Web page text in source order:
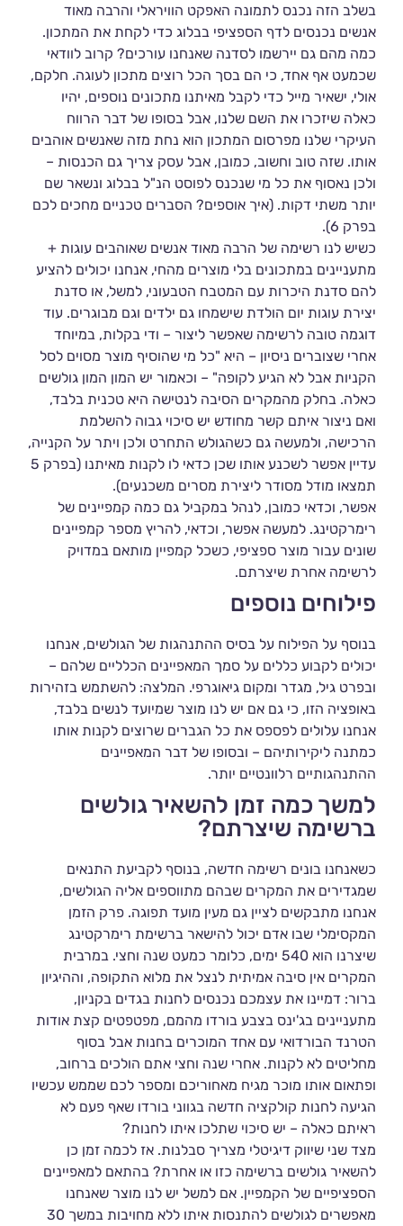
בשלב הזה נכנס לתמונה האפקט הוויראלי והרבה מאוד
אנשים נכנסים לדף הספציפי בבלוג כדי לקחת את המתכון.
כמה מהם גם יירשמו לסדנה שאנחנו עורכים? קרוב לוודאי
שכמעט אף אחד, כי הם בסך הכל רוצים מתכון לעוגה. חלקם,
אולי, ישאיר מייל כדי לקבל מאיתנו מתכונים נוספים, יהיו
כאלה שיזכרו את השם שלנו, אבל בסופו של דבר הרווח
העיקרי שלנו מפרסום המתכון הוא נחת מזה שאנשים אוהבים
אותו. שזה טוב וחשוב, כמובן, אבל עסק צריך גם הכנסות –
ולכן נאסוף את כל מי שנכנס לפוסט הנ"ל בבלוג ונשאר שם
יותר משתי דקות. (איך אוספים? הסברים טכניים מחכים לכם
בפרק 6).
כשיש לנו רשימה של הרבה מאוד אנשים שאוהבים עוגות +
מתעניינים במתכונים בלי מוצרים מהחי, אנחנו יכולים להציע
להם סדנת היכרות עם המטבח הטבעוני, למשל, או סדנת
יצירת עוגות יום הולדת שישמחו גם ילדים וגם מבוגרים. עוד
דוגמה טובה לרשימה שאפשר ליצור – ודי בקלות, במיוחד
אחרי שצוברים ניסיון – היא "כל מי שהוסיף מוצר מסוים לסל
הקניות אבל לא הגיע לקופה" – וכאמור יש המון המון גולשים
כאלה. בחלק מהמקרים הסיבה לנטישה היא טכנית בלבד,
ואם ניצור איתם קשר מחודש יש סיכוי גבוה להשלמת
הרכישה, ולמעשה גם כשהגולש התחרט ולכן ויתר על הקנייה,
עדיין אפשר לשכנע אותו שכן כדאי לו לקנות מאיתנו (בפרק 5
תמצאו מודל מסודר ליצירת מסרים משכנעים).
אפשר, וכדאי כמובן, לנהל במקביל גם כמה קמפיינים של
רימרקטינג. למעשה אפשר, וכדאי, להריץ מספר קמפיינים
שונים עבור מוצר ספציפי, כשכל קמפיין מותאם במדויק
לרשימה אחרת שיצרתם.
פילוחים נוספים
בנוסף על הפילוח על בסיס ההתנהגות של הגולשים, אנחנו
יכולים לקבוע כללים על סמך המאפיינים הכלליים שלהם –
ובפרט גיל, מגדר ומקום גיאוגרפי. המלצה: להשתמש בזהירות
באופציה הזו, כי גם אם יש לנו מוצר שמיועד לנשים בלבד,
אנחנו עלולים לפספס את כל הגברים שרוצים לקנות אותו
כמתנה ליקירותיהם – ובסופו של דבר המאפיינים
ההתנהגותיים רלוונטיים יותר.
למשך כמה זמן להשאיר גולשים
ברשימה שיצרתם?
כשאנחנו בונים רשימה חדשה, בנוסף לקביעת התנאים
שמגדירים את המקרים שבהם מתווספים אליה הגולשים,
אנחנו מתבקשים לציין גם מעין מועד תפוגה. פרק הזמן
המקסימלי שבו אדם יכול להישאר ברשימת רימרקטינג
שיצרנו הוא 540 ימים, כלומר כמעט שנה וחצי. במרבית
המקרים אין סיבה אמיתית לנצל את מלוא התקופה, וההיגיון
ברור: דמיינו את עצמכם נכנסים לחנות בגדים בקניון,
מתעניינים בג'ינס בצבע בורדו מהמם, מפטפטים קצת אודות
הטרנד הבורדואי עם אחד המוכרים בחנות אבל בסוף
מחליטים לא לקנות. אחרי שנה וחצי אתם הולכים ברחוב,
ופתאום אותו מוכר מגיח מאחוריכם ומספר לכם שממש עכשיו
הגיעה לחנות קולקציה חדשה בגווני בורדו שאף פעם לא
ראיתם כאלה – יש סיכוי שתלכו איתו לחנות?
מצד שני שיווק דיגיטלי מצריך סבלנות. אז לכמה זמן כן
להשאיר גולשים ברשימה כזו או אחרת? בהתאם למאפיינים
הספציפיים של הקמפיין. אם למשל יש לנו מוצר שאנחנו
מאפשרים לגולשים להתנסות איתו ללא מחויבות במשך 30